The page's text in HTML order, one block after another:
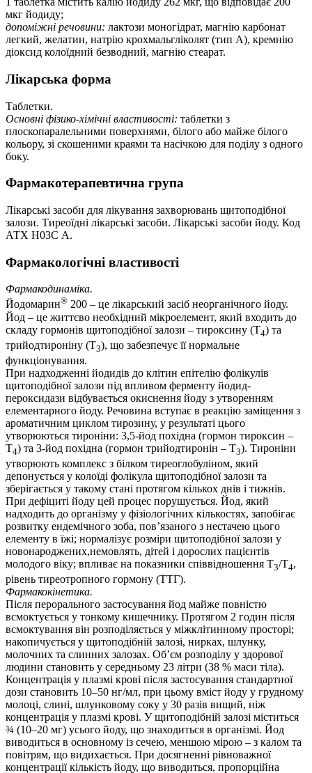
мкг йодиду;
допоміжні речовини: лактози моногідрат, магнію карбонат
легкий, желатин, натрію крохмальгліколят (тип А), кремнію
діоксид колоїдний безводний, магнію стеарат.
Лікарська форма
Таблетки.
Основні фізико-хімічні властивості: таблетки з
плоскопаралельними поверхнями, білого або майже білого
кольору, зі скошеними краями та насічкою для поділу з одного
боку.
Фармакотерапевтична група
Лікарські засоби для лікування захворювань щитоподібної
залози. Тиреоїдні лікарські засоби. Лікарські засоби йоду. Код
АТХ Н03С А.
Фармакологічні властивості
Фармакодинаміка.
Йодомарин® 200 – це лікарський засіб неорганічного йоду.
Йод – це життєво необхідний мікроелемент, який входить до
складу гормонів щитоподібної залози – тироксину (Т4) та
трийодтироніну (Т3), що забезпечує її нормальне
функціонування.
При надходженні йодидів до клітин епітелію фолікулів
щитоподібної залози під впливом ферменту йодид-
пероксидази відбувається окиснення йоду з утворенням
елементарного йоду. Речовина вступає в реакцію заміщення з
ароматичним циклом тирозину, у результаті цього
утворюються тироніни: 3,5-йод похідна (гормон тироксин –
Т4) та 3-йод похідна (гормон трийодтиронін – Т3). Тироніни
утворюють комплекс з білком тиреоглобуліном, який
депонується у колоїді фолікула щитоподібної залози та
зберігається у такому стані протягом кількох днів і тижнів.
При дефіциті йоду цей процес порушується. Йод, який
надходить до організму у фізіологічних кількостях, запобігає
розвитку ендемічного зоба, пов’язаного з нестачею цього
елементу в їжі; нормалізує розміри щитоподібної залози у
новонароджених,немовлять, дітей і дорослих пацієнтів
молодого віку; впливає на показники співвідношення Т3/Т4,
рівень тиреотропного гормону (ТТГ).
Фармакокінетика.
Після перорального застосування йод майже повністю
всмоктується у тонкому кишечнику. Протягом 2 годин після
всмоктування він розподіляється у міжклітинному просторі;
накопичується у щитоподібній залозі, нирках, шлунку,
молочних та слинних залозах. Об’єм розподілу у здорової
людини становить у середньому 23 літри (38 % маси тіла).
Концентрація у плазмі крові після застосування стандартної
дози становить 10–50 нг/мл, при цьому вміст йоду у грудному
молоці, слині, шлунковому соку у 30 разів вищий, ніж
концентрація у плазмі крові. У щитоподібній залозі міститься
¾ (10–20 мг) усього йоду, що знаходиться в організмі. Йод
виводиться в основному із сечею, меншою мірою – з калом та
повітрям, що видихається. При досягненні рівноважної
концентрації кількість йоду, що виводиться, пропорційна